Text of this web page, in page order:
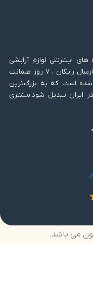
اینترنتی لوازم آرایشی
بهداشتی و زیبایی با پایبندی به سه اصل ارسال رایگان ، ۷ روز ضمانت
شده است که به بزرگ‌ترین
در ایران تبدیل شود.مشتری
می باشد.